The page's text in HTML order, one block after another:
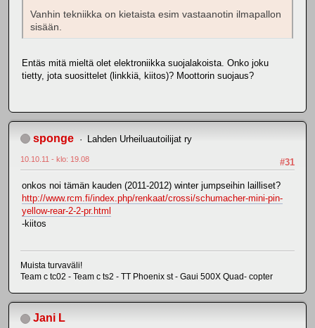
Vanhin tekniikka on kietaista esim vastaanotin ilmapallon
sisään.
Entäs mitä mieltä olet elektroniikka suojalakoista. Onko joku
tietty, jota suosittelet (linkkiä, kiitos)? Moottorin suojaus?
sponge Lahden Urheiluautoilijat ry
#31
10.10.11 - klo: 19.08
onkos noi tämän kauden (2011-2012) winter jumpseihin lailliset?
http://www.rcm.fi/index.php/renkaat/crossi/schumacher-mini-pin-
yellow-rear-2-2-pr.html
-kiitos
Muista turvaväli!
Team c tc02 - Team c ts2 - TT Phoenix st - Gaui 500X Quad- copter
Jani L